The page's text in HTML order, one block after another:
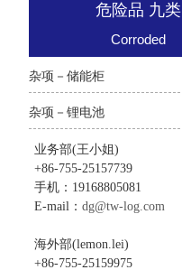
危险品 九类
Corroded
杂项－储能柜
杂项－锂电池
业务部(王小姐)
+86-755-25157739
手机：19168805081
E-mail：dg@tw-log.com
海外部(lemon.lei)
+86-755-25159975